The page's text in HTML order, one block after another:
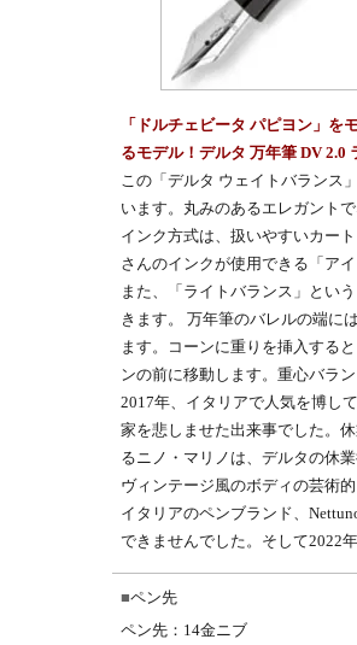
「ドルチェビータ パピヨン」
るモデル！デルタ 万年筆 DV 2.0
この「デルタ ウェイトバランス
います。丸みのあるエレガント
インク方式は、扱いやすいカー
さんのインクが使用できる「ア
また、「ライトバランス」とい
きます。 万年筆のバレルの端に
ます。コーンに重りを挿入する
ンの前に移動します。重心バラ
2017年、イタリアで人気を博し
家を悲しませた出来事でした。
るニノ・マリノは、デルタの休
ヴィンテージ風のボディの芸術
イタリアのペンブランド、
できませんでした。そして2022
ペン先
ペン先：14金ニブ